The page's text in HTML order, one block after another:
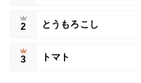
2 とうもろこし
3 トマト